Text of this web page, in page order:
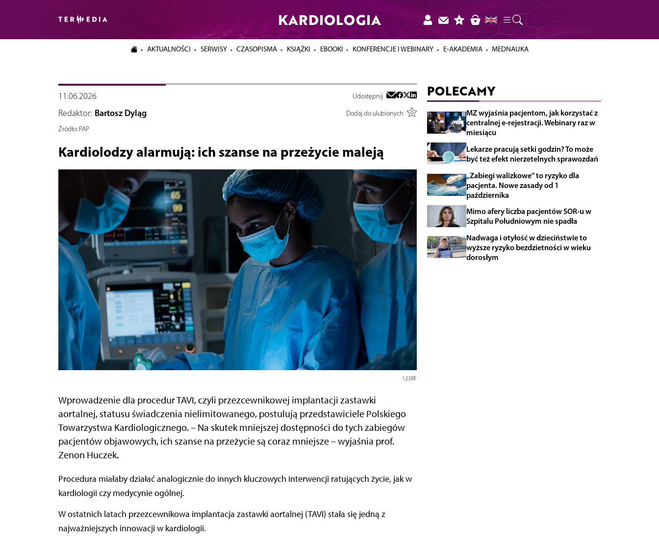
KARDIOLOGIA
AKTUALNOŚCI SERWISY CZASOPISMA KSIĄŻKI EBOOKI KONFERENCJE I WEBINARY E-AKADEMIA MEDNAUKA
11.06.2026 Udostępnij
Redaktor: Bartosz Dyląg
Dodaj do ulubionych
Źródło:PAP
Kardiolodzy alarmują: ich szanse na przeżycie maleją
123RF
Wprowadzenie dla procedur TAVI, czyli przezcewnikowej implantacji zastawki
aortalnej, statusu świadczenia nielimitowanego, postulują przedstawiciele Polskiego
Towarzystwa Kardiologicznego. – Na skutek mniejszej dostępności do tych zabiegów
pacjentów objawowych, ich szanse na przeżycie są coraz mniejsze – wyjaśnia prof.
Zenon Huczek.
Procedura miałaby działać analogicznie do innych kluczowych interwencji ratujących życie, jak w
kardiologii czy medycynie ogólnej.
W ostatnich latach przezcewnikowa implantacja zastawki aortalnej (TAVI) stała się jedną z
najważniejszych innowacji w kardiologii.
POLECAMY
MZ wyjaśnia pacjentom, jak korzystać z
centralnej e-rejestracji. Webinary raz w
miesiącu
Lekarze pracują setki godzin? To może
być też efekt nierzetelnych sprawozdań
„Zabiegi walizkowe” to ryzyko dla
pacjenta. Nowe zasady od 1
października
Mimo afery liczba pacjentów SOR-u w
Szpitalu Południowym nie spadła
Nadwaga i otyłość w dzieciństwie to
wyższe ryzyko bezdzietności w wieku
dorosłym